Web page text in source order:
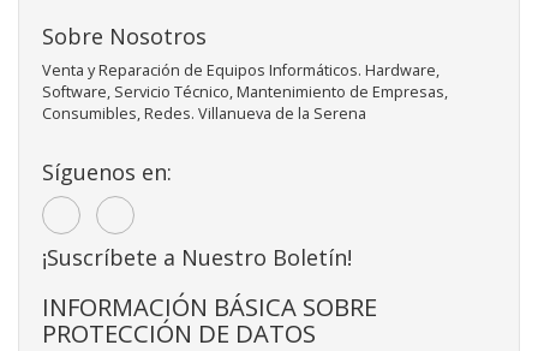
Sobre Nosotros
Venta y Reparación de Equipos Informáticos. Hardware,
Software, Servicio Técnico, Mantenimiento de Empresas,
Consumibles, Redes. Villanueva de la Serena
Síguenos en:
¡Suscríbete a Nuestro Boletín!
INFORMACIÓN BÁSICA SOBRE
PROTECCIÓN DE DATOS